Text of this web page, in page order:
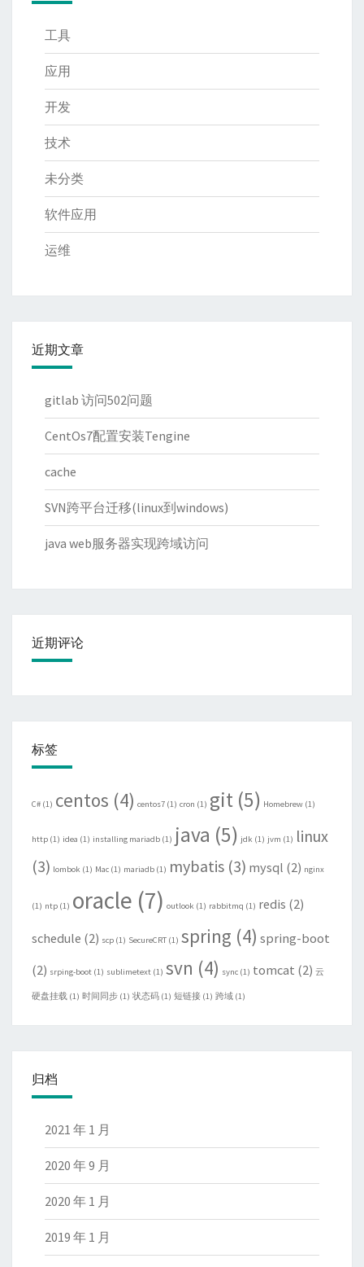
工具
应用
开发
技术
未分类
软件应用
运维
近期文章
gitlab 访问502问题
CentOs7配置安装Tengine
cache
SVN跨平台迁移(linux到windows)
java web服务器实现跨域访问
近期评论
标签
C# (1) centos (4) centos7 (1) cron (1) git (5) Homebrew (1)
http (1) idea (1) installing mariadb (1) java (5) jdk (1) jvm (1) linux
(3) lombok (1) Mac (1) mariadb (1) mybatis (3) mysql (2) nginx
(1) ntp (1) oracle (7) outlook (1) rabbitmq (1) redis (2)
schedule (2) scp (1) SecureCRT (1) spring (4) spring-boot
(2) srping-boot (1) sublimetext (1) svn (4) sync (1) tomcat (2) 云
硬盘挂载 (1) 时间同步 (1) 状态码 (1) 短链接 (1) 跨域 (1)
归档
2021 年 1 月
2020 年 9 月
2020 年 1 月
2019 年 1 月